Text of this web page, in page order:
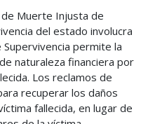
Muerte Injusta de
del estado involucra
permite la
naturaleza financiera por
Los reclamos de
recuperar los daños
fallecida, en lugar de